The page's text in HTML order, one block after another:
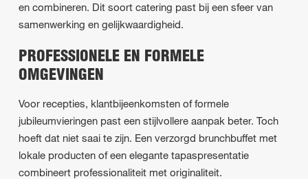
en combineren. Dit soort catering past bij een sfeer van
samenwerking en gelijkwaardigheid.
PROFESSIONELE EN FORMELE
OMGEVINGEN
Voor recepties, klantbijeenkomsten of formele
jubileumvieringen past een stijlvollere aanpak beter. Toch
hoeft dat niet saai te zijn. Een verzorgd brunchbuffet met
lokale producten of een elegante tapaspresentatie
combineert professionaliteit met originaliteit.